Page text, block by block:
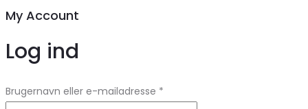
My Account
Log ind
Brugernavn eller e-mailadresse *